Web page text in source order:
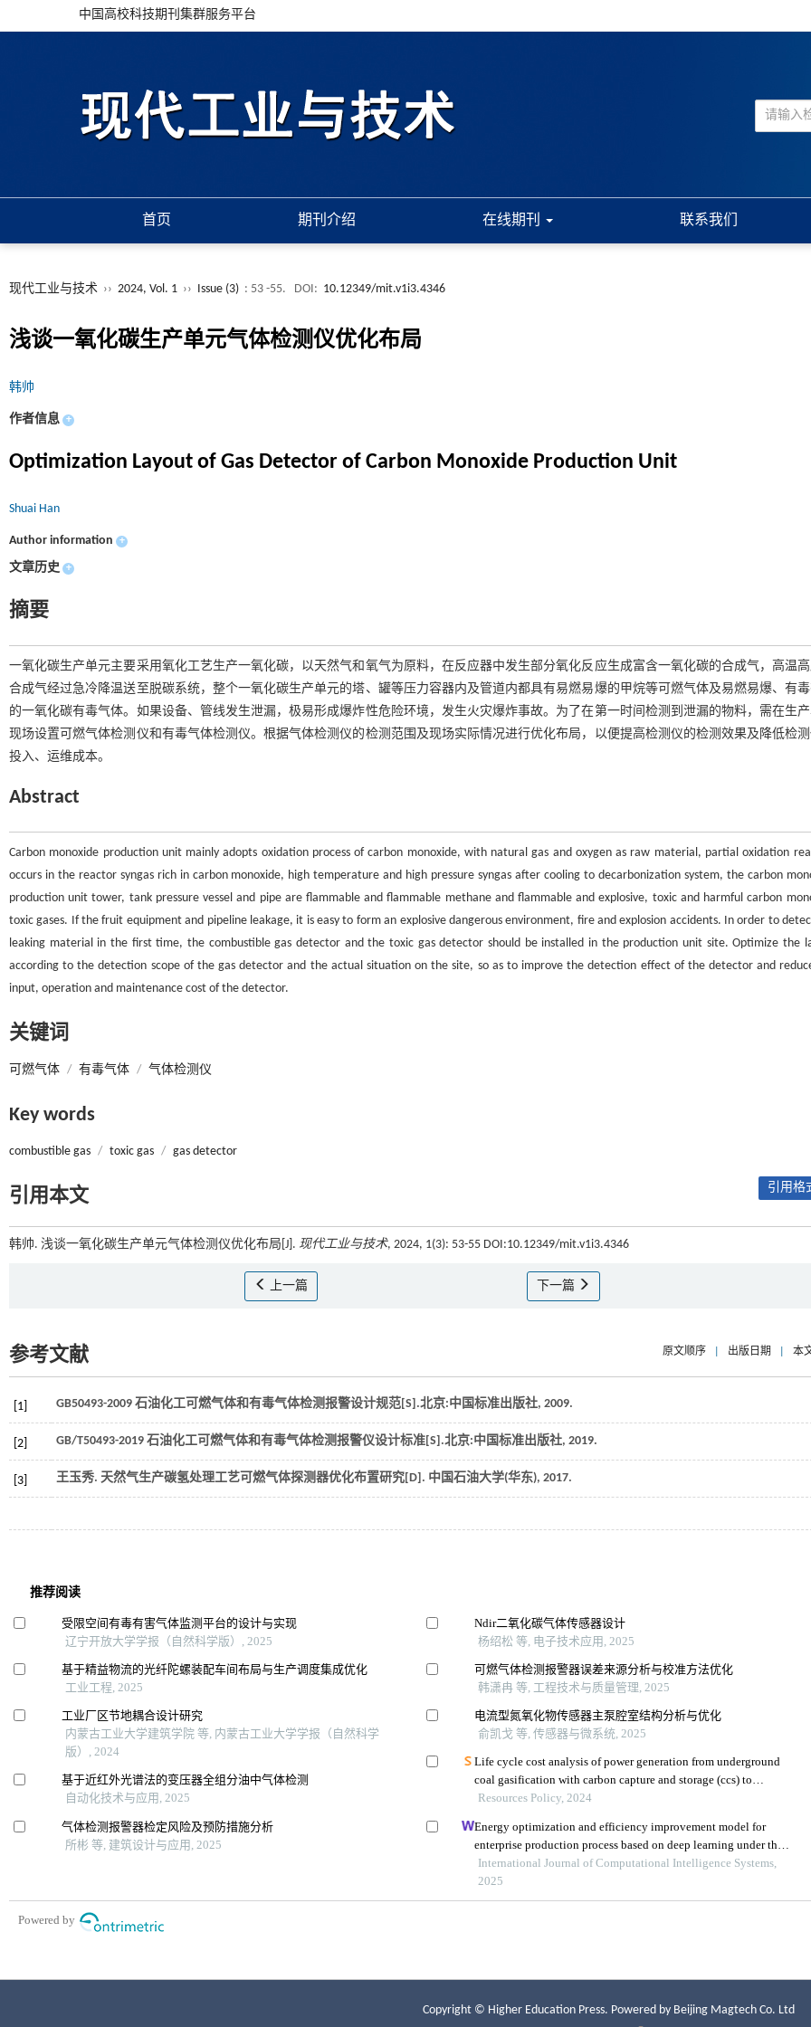
中国高校科技期刊集群服务平台
首页 期刊介绍 在线期刊 联系我们
现代工业与技术 ›› 2024, Vol. 1 ›› Issue (3) : 53 -55. DOI: 10.12349/mit.v1i3.4346
浅谈一氧化碳生产单元气体检测仪优化布局
韩帅
作者信息 +
Optimization Layout of Gas Detector of Carbon Monoxide Production Unit
Shuai Han
Author information +
文章历史 +
摘要
一氧化碳生产单元主要采用氧化工艺生产一氧化碳，以天然气和氧气为原料，在反应器中发生部分氧化反应生成富含一氧化碳的合成气，高温
合成气经过急冷降温送至脱碳系统，整个一氧化碳生产单元的塔、罐等压力容器内及管道内都具有易燃易爆的甲烷等可燃气体及易燃易爆、有
的一氧化碳有毒气体。如果设备、管线发生泄漏，极易形成爆炸性危险环境，发生火灾爆炸事故。为了在第一时间检测到泄漏的物料，需在生
现场设置可燃气体检测仪和有毒气体检测仪。根据气体检测仪的检测范围及现场实际情况进行优化布局，以便提高检测仪的检测效果及降低检
投入、运维成本。
Abstract
Carbon monoxide production unit mainly adopts oxidation process of carbon monoxide, with natural gas and oxygen as raw material, partial oxidation
occurs in the reactor syngas rich in carbon monoxide, high temperature and high pressure syngas after cooling to decarbonization system, the carbon
production unit tower, tank pressure vessel and pipe are flammable and flammable methane and flammable and explosive, toxic and harmful carbon
toxic gases. If the fruit equipment and pipeline leakage, it is easy to form an explosive dangerous environment, fire and explosion accidents. In order to
leaking material in the first time, the combustible gas detector and the toxic gas detector should be installed in the production unit site. Optimize the
according to the detection scope of the gas detector and the actual situation on the site, so as to improve the detection effect of the detector and
input, operation and maintenance cost of the detector.
关键词
可燃气体 / 有毒气体 / 气体检测仪
Key words
combustible gas / toxic gas / gas detector
引用本文 引用格
韩帅. 浅谈一氧化碳生产单元气体检测仪优化布局[J]. 现代工业与技术, 2024, 1(3): 53-55 DOI:10.12349/mit.v1i3.4346
上一篇 下一篇
参考文献 原文顺序 出版日期 本
[1] GB50493-2009 石油化工可燃气体和有毒气体检测报警设计规范[S].北京:中国标准出版社, 2009.
[2] GB/T50493-2019 石油化工可燃气体和有毒气体检测报警仪设计标准[S].北京:中国标准出版社, 2019.
[3] 王玉秀. 天然气生产碳氢处理工艺可燃气体探测器优化布置研究[D]. 中国石油大学(华东), 2017.
Copyright © Higher Education Press. Powered by Beijing Magtech Co. Ltd